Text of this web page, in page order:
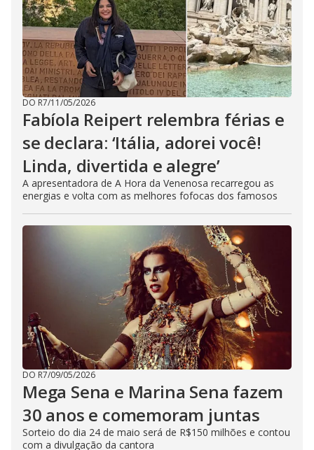
DO R7/11/05/2026
Fabíola Reipert relembra férias e
se declara: ‘Itália, adorei você!
Linda, divertida e alegre’
A apresentadora de A Hora da Venenosa recarregou as
energias e volta com as melhores fofocas dos famosos
DO R7/09/05/2026
Mega Sena e Marina Sena fazem
30 anos e comemoram juntas
Sorteio do dia 24 de maio será de R$150 milhões e contou
com a divulgação da cantora